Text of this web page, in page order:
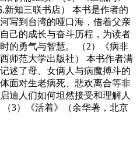
.新知三联书店） 本书是作者的
写到台湾的哑口海，借着父亲
己的成长与奋斗历程，为读者
的勇气与智慧。 （2）《病非
师范大学出版社） 本书作者满
述了母、女俩人与病魔搏斗的
面对生老病死、悲欢离合等非
迪人们如何坦然接受和理解人
3）《活着》（余华著，北京